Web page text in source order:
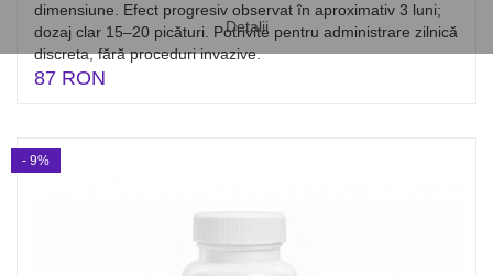
Detalii
dimensiune. Efect progresiv observat în aproximativ 3 luni;
dozaj clar 15–20 picături. Potrivite pentru administrare zilnică
discreta, fără proceduri invazive.
87 RON
- 9%